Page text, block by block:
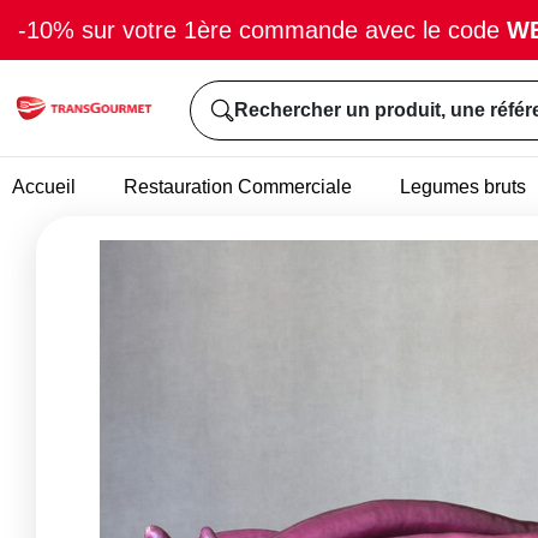
-10% sur votre 1ère commande avec le code
Rechercher un produit, une
Accueil Restauration Commerciale Legumes bruts